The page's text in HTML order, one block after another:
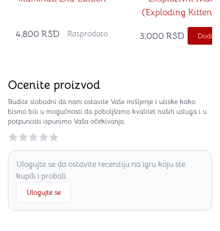
4,800 RSD Rasprodato
(Exploding Kittens
srpskom jeziku)
3,000 RSD
Ocenite proizvod
Budite slobodni da nam ostavite Vaše mišljenje i utiske kako
bismo bili u mogućnosti da poboljšamo kvalitet naših usluga i u
potpunosti ispunimo Vaša očekivanja.
Reviews
Ulogujte se da ostavite recenziju na igru koju ste
kupili i probali.
Ulogujte se